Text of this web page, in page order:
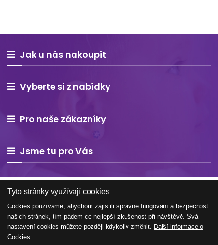
Jak u nás nakoupit
Vyberte si z nabídky
Pro naše zákazníky
Jsme tu pro Vás
Copyright © 2026 Estelle Europe s.r.o. – všechna práva
Tyto stránky využívají cookies
Cookies používáme, abychom zajistili správné fungování a bezpečnost
našich stránek, tím pádem co nejlepší zkušenost při návštěvě. Svá
nastavení cookies můžete později kdykoliv změnit. Další informace o
Cookies